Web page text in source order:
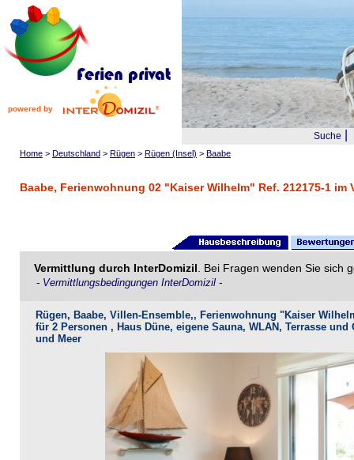
powered by
Suche
Home > Deutschland > Rügen > Rügen (Insel) > Baabe
Baabe, Ferienwohnung 02 "Kaiser Wilhelm" Ref. 212175-1 im
Vermittlung durch InterDomizil. Bei Fragen wenden Sie sich
- Vermittlungsbedingungen InterDomizil -
Rügen, Baabe, Villen-Ensemble,, Ferienwohnung "Kaiser
für 2 Personen , Haus Düne, eigene Sauna, WLAN, Terrasse
und Meer